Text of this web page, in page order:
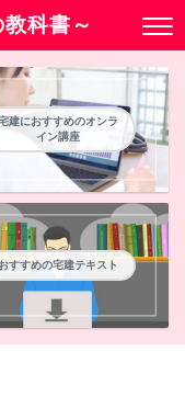
科書～
建におすすめのオンラ
イン講座
すすめの宅建テキスト